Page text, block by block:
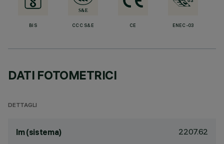
BIS CCC S&E CE ENEC-03
DATI FOTOMETRICI
DETTAGLI
lm (sistema) 2207.62